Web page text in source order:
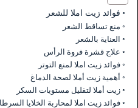
فوائد زيت املا للشعر
منع تساقط الشعر
العناية بالشعر
علاج قشرة فروة الرأس
فوائد زيت املا لمنع التوتر
أهمية زيت أملا لصحة الدماغ
زيت أملا لتقليل مستويات السكر
فوائد زيت املا لمحاربة الخلايا